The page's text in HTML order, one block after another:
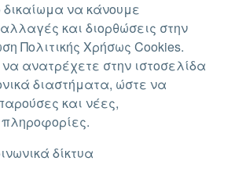
δικαίωμα να κάνουμε
και διορθώσεις στην
Πολιτικής Χρήσως Cookies.
ανατρέχετε στην ιστοσελίδα
διαστήματα, ώστε να
και νέες,
δίκτυα